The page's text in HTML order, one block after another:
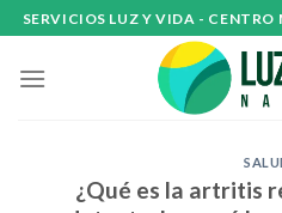
Skip
to
content
SERVICIOS LUZ Y VIDA -
¿Qué es la artritis